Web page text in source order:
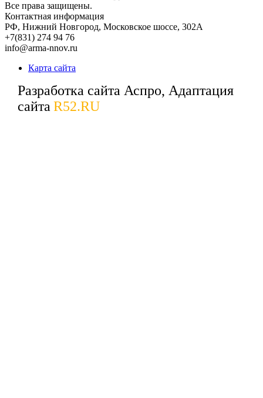
Все права защищены.
Контактная информация
РФ, Нижний Новгород, Московское шоссе, 302А
+7(831) 274 94 76
info@arma-nnov.ru
Карта сайта
Разработка сайта Аспро, Адаптация
сайта R52.RU